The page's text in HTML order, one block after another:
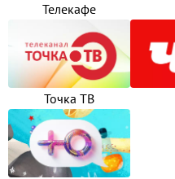
Телекафе
Точка ТВ